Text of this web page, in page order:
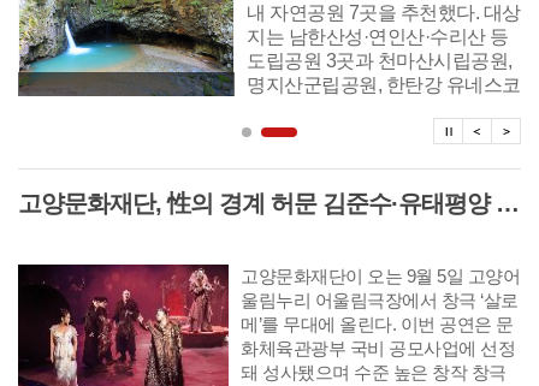
내 자연공원 7곳을 추천했다. 대상
지는 남한산성·연인산·수리산 등
도립공원 3곳과 천마산시립공원,
명지산군립공원, 한탄강 유네스코
이다. 수도권에서 멀리 떠나지 않
길 수 있는 곳들이다.
탑
탑뉴스
고양문화재단, 性의 경계 허문 김준수·유태평양 주연 남성 창극 '살로메' 공연
고양문화재단이 오는 9월 5일 고양어
울림누리 어울림극장에서 창극 ‘살로
메’를 무대에 올린다. 이번 공연은 문
화체육관광부 국비 공모사업에 선정
돼 성사됐으며 수준 높은 창작 창극